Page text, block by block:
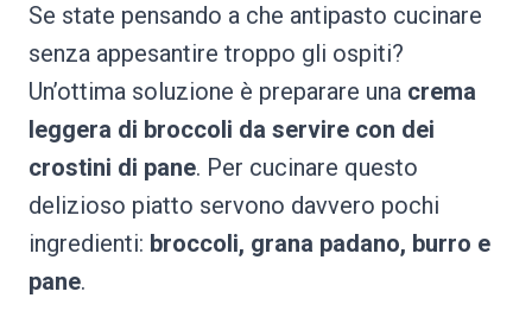
Se state pensando a che antipasto cucinare
senza appesantire troppo gli ospiti?
Un’ottima soluzione è preparare una crema
leggera di broccoli da servire con dei
crostini di pane. Per cucinare questo
delizioso piatto servono davvero pochi
ingredienti: broccoli, grana padano, burro e
pane.